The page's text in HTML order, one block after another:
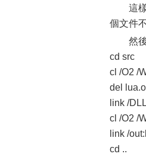
這
個文件
然
cd src
cl /O2 /
del
link /
cl /O2 /
link /
cd ..